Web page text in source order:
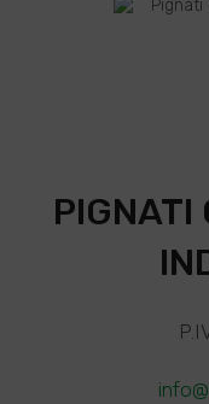
PIGNATI